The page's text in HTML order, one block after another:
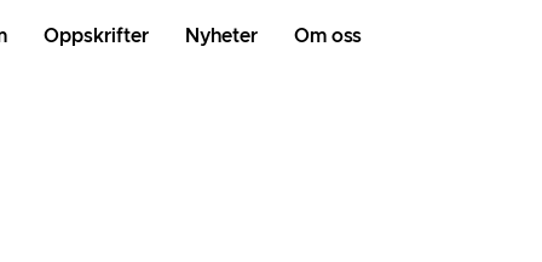
Oppskrifter Nyheter Om oss